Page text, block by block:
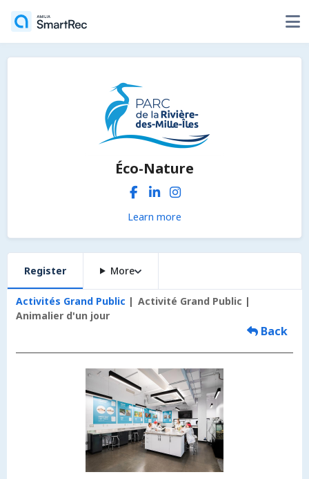
Éco-Nature
Learn more
Register More
Activités Grand Public
Activité Grand Public
Animalier d'un jour
Back